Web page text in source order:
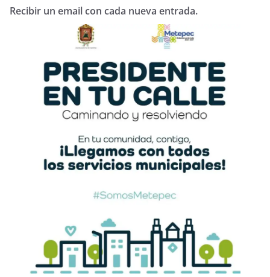
Recibir un email con cada nueva entrada.